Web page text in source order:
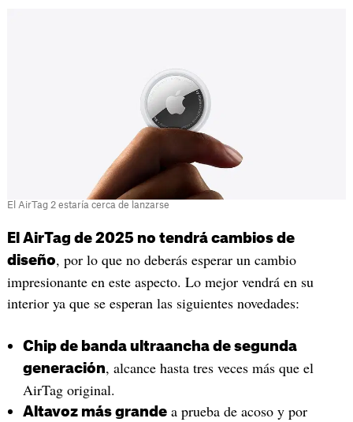
El AirTag 2 estaría cerca de lanzarse
El AirTag de 2025 no tendrá cambios de
diseño, por lo que no deberás esperar un cambio
impresionante en este aspecto. Lo mejor vendrá en su
interior ya que se esperan las siguientes novedades:
Chip de banda ultraancha de segunda
generación, alcance hasta tres veces más que el
AirTag original.
Altavoz más grandea prueba de acoso y por